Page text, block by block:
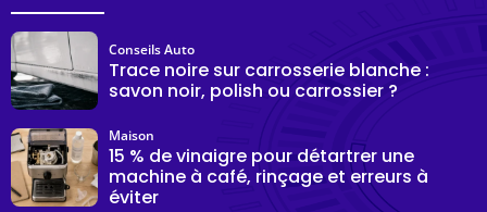
Trace noire sur carrosserie blanche :
savon noir, polish ou carrossier ?
Conseils Auto
15 % de vinaigre pour détartrer une
machine à café, rinçage et erreurs à
éviter
Maison